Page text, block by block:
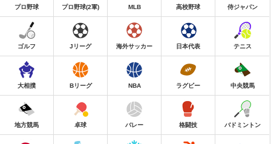
プロ野球 プロ野球(2軍) MLB 高校野球 侍ジャパン
ゴルフ Jリーグ 海外サッカー 日本代表 テニス
大相撲 Bリーグ NBA ラグビー 中央競馬
地方競馬 卓球 バレー 格闘技 バドミントン